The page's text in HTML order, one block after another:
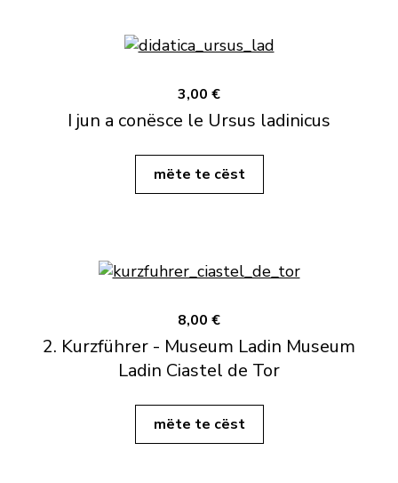
3,00 €
I jun a conësce le Ursus ladinicus
mëte te cëst
8,00 €
2. Kurzführer - Museum Ladin Museum
Ladin Ciastel de Tor
mëte te cëst